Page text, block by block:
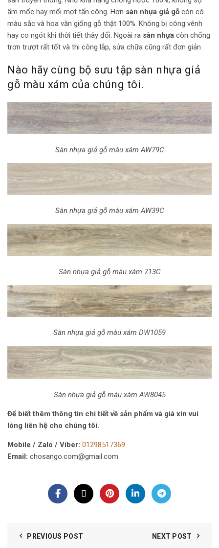
ẩm mốc hay mối mọt tấn công. Hơn sàn nhựa giả gỗ còn có
màu sắc và hoa văn giống gỗ thật 100%. Không bị công vênh
hay co ngót khi thời tiết thây đổi. Ngoài ra sàn nhựa còn chống
trơn trượt rất tốt và thi công lắp, sửa chữa cũng rất đơn giản
Nào hãy cùng bộ sưu tập sàn nhựa giả
gỗ màu xám của chúng tôi.
Sàn nhựa giả gỗ màu xám AW79C
Sàn nhựa giả gỗ màu xám AW39C
Sàn nhựa giả gỗ màu xám 713C
Sàn nhựa giả gỗ màu xám DW1059
Sàn nhựa giả gỗ màu xám AW8045
Để biết thêm thông tin chi tiết về sản phẩm và giá xin vui
lòng liên hệ cho chúng tôi.
Mobile / Zalo / Viber: 01298517369
Email: chosango.com@gmail.com
PREVIOUS POST NEXT POST